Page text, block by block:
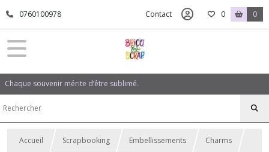
0760100978 Contact 0 0
Chaque souvenir mérite d’être sublimé.
Accueil Scrapbooking Embellissements Charms